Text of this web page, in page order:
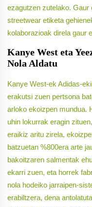
ezagutzen zutelako. Gaur
streetwear etiketa
kolaborazioak direla gaur
Kanye West eta
Nola Aldatu
Kanye West-ek Adidas-
erakutsi zuen pertsona
arloko ekoizpen mundua.
uhin lokurrak eragin
eraikiz aritu zirela,
batzuetan %800era arte
bakoitzaren salmentak
ekarri zuen, eta horrek
nola hodeiko jarraipen-
erabiltzera, dena